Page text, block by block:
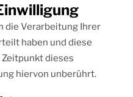
die Verarbeitung Ihrer
haben und diese
dieses
hiervon unberührt.